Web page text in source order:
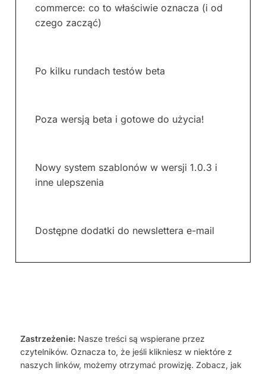
commerce: co to właściwie oznacza (i od
czego zacząć)
Po kilku rundach testów beta
Poza wersją beta i gotowe do użycia!
Nowy system szablonów w wersji 1.0.3 i
inne ulepszenia
Dostępne dodatki do newslettera e-mail
Zastrzeżenie: Nasze treści są wspierane przez
czytelników. Oznacza to, że jeśli klikniesz w niektóre z
naszych linków, możemy otrzymać prowizję. Zobacz, jak